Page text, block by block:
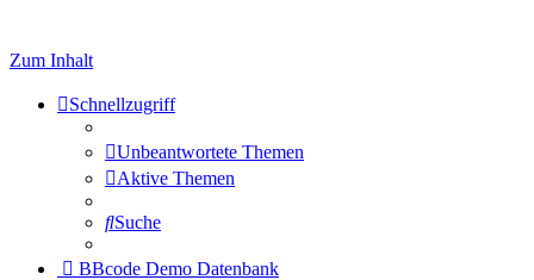
Zum Inhalt
Schnellzugriff
Unbeantwortete Themen
Aktive Themen
Suche
BBcode Demo Datenbank